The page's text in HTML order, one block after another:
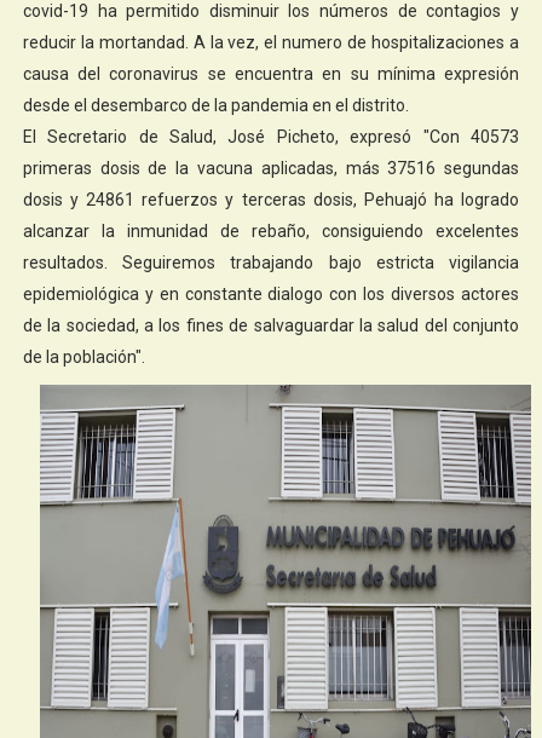
covid-19 ha permitido disminuir los números de contagios y
reducir la mortandad. A la vez, el numero de hospitalizaciones a
causa del coronavirus se encuentra en su mínima expresión
desde el desembarco de la pandemia en el distrito.
El Secretario de Salud, José Picheto, expresó "Con 40573
primeras dosis de la vacuna aplicadas, más 37516 segundas
dosis y 24861 refuerzos y terceras dosis, Pehuajó ha logrado
alcanzar la inmunidad de rebaño, consiguiendo excelentes
resultados. Seguiremos trabajando bajo estricta vigilancia
epidemiológica y en constante dialogo con los diversos actores
de la sociedad, a los fines de salvaguardar la salud del conjunto
de la población".